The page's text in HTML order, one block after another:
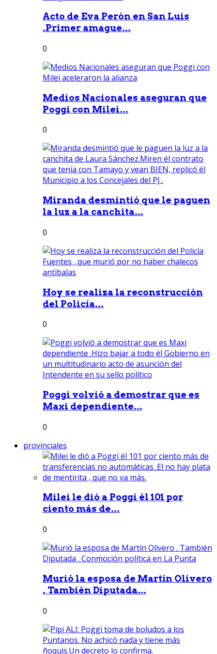
Acto de Eva Perón en San Luis
.Primer amague...
0
Medios Nacionales aseguran que
Poggi con Milei...
0
Miranda desmintió que le paguen
la luz a la canchita...
0
Hoy se realiza la reconstrucción
del Policía...
0
Poggi volvió a demostrar que es
Maxi dependiente...
0
provinciales
Milei le dió a Poggi él 101 por
ciento más de...
0
Murió la esposa de Martín Olivero
. También Diputada...
0